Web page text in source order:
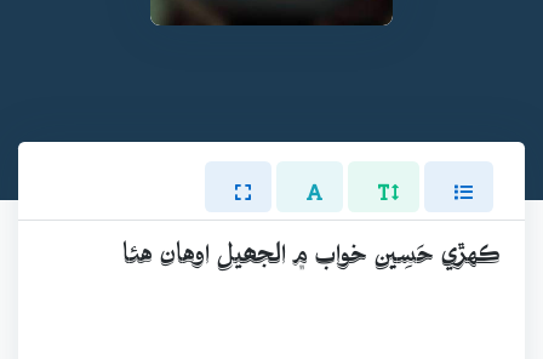
ڪهڙي حَسِين خواب ۾ الجھيل اوهان هئا